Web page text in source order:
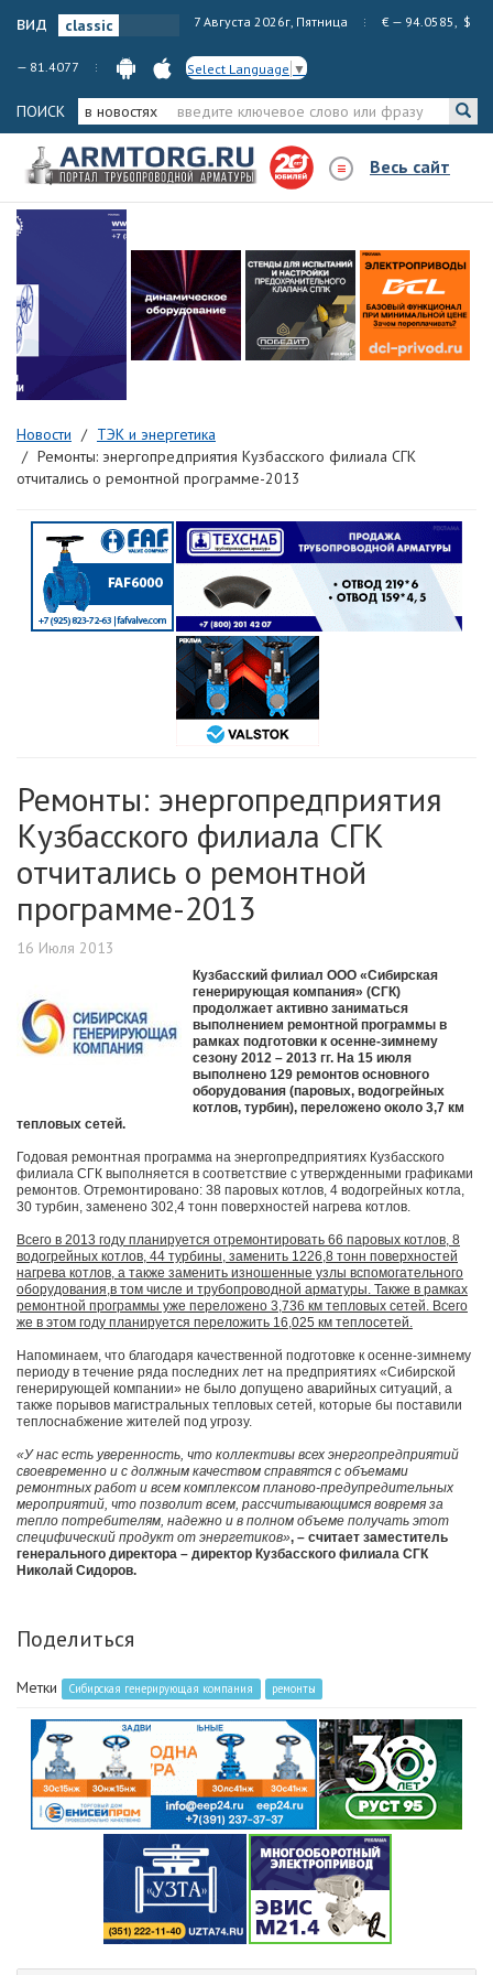
вид 7 Августа 2026г, Пятница € — 94.0585, $
— 81.4077 Select Language ▼
ПОИСК в новостях
Весь сайт
Новости
ТЭК и энергетика
Ремонты: энергопредприятия Кузбасского филиала СГК
отчитались о ремонтной программе-2013
Ремонты: энергопредприятия
Кузбасского филиала СГК
отчитались о ремонтной
программе-2013
16 Июля 2013
Кузбасский филиал ООО «Сибирская
генерирующая компания» (СГК)
продолжает активно заниматься
выполнением ремонтной программы в
рамках подготовки к осенне-зимнему
сезону 2012 – 2013 гг. На 15 июля
выполнено 129 ремонтов основного
оборудования (паровых, водогрейных
котлов, турбин), переложено около 3,7 км
тепловых сетей.
Годовая ремонтная программа на энергопредприятиях Кузбасского
филиала СГК выполняется в соответствие с утвержденными графиками
ремонтов. Отремонтировано: 38 паровых котлов, 4 водогрейных котла,
30 турбин, заменено 302,4 тонн поверхностей нагрева котлов.
Всего в 2013 году планируется отремонтировать 66 паровых котлов, 8
водогрейных котлов, 44 турбины, заменить 1226,8 тонн поверхностей
нагрева котлов, а также заменить изношенные узлы вспомогательного
оборудования,в том числе и трубопроводной арматуры. Также в рамках
ремонтной программы уже переложено 3,736 км тепловых сетей. Всего
же в этом году планируется переложить 16,025 км теплосетей.
Напоминаем, что благодаря качественной подготовке к осенне-зимнему
периоду в течение ряда последних лет на предприятиях «Сибирской
генерирующей компании» не было допущено аварийных ситуаций, а
также порывов магистральных тепловых сетей, которые бы поставили
теплоснабжение жителей под угрозу.
«У нас есть уверенность, что коллективы всех энергопредприятий
своевременно и с должным качеством справятся с объемами
ремонтных работ и всем комплексом планово-предупредительных
мероприятий, что позволит всем, рассчитывающимся вовремя за
тепло потребителям, надежно и в полном объеме получать этот
специфический продукт от энергетиков», – считает заместитель
генерального директора – директор Кузбасского филиала СГК
Николай Сидоров.
Поделиться
Метки Сибирская генерирующая компания ремонты